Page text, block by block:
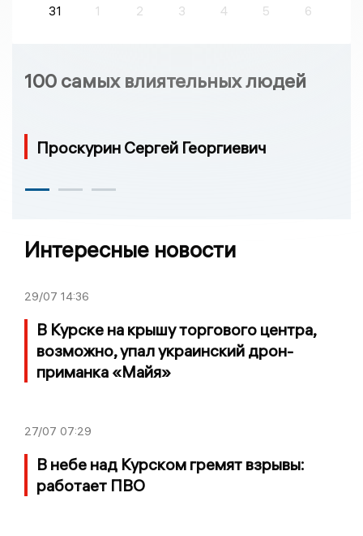
31
1 2 3 4 5 6
100 самых влиятельных людей
Проскурин Сергей Георгиевич
Интересные новости
29/07 14:36
В Курске на крышу торгового центра,
возможно, упал украинский дрон-
приманка «Майя»
27/07 07:29
В небе над Курском гремят взрывы:
работает ПВО